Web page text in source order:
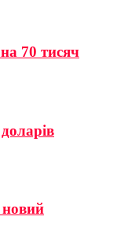
70 тисяч
новий